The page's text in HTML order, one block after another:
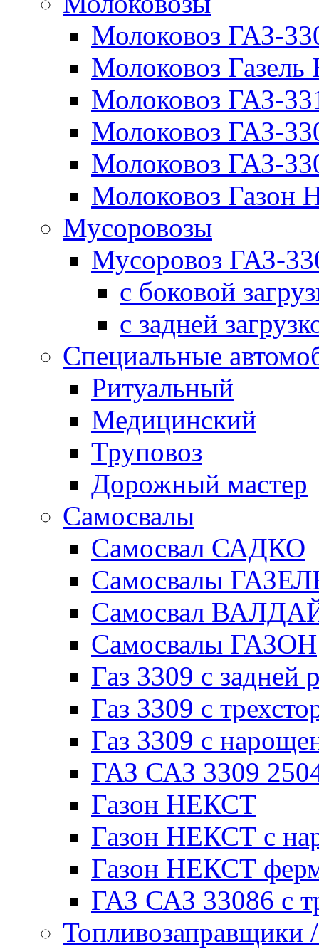
Молоковоз ГАЗ-
Молоковоз
Молоковоз ГАЗ-
Молоковоз ГАЗ-
Молоковоз ГАЗ-
Молоковоз Газон
Мусоровозы
Мусоровоз ГАЗ-
с боковой
с задней
Специальные
Ритуальный
Медицинский
Труповоз
Дорожный мастер
Самосвалы
Самосвал САДКО
Самосвалы
Самосвал
Самосвалы ГАЗОН
Газ 3309 с задней
Газ 3309 с
Газ 3309 с
ГАЗ САЗ 3309
Газон НЕКСТ
Газон НЕКСТ с
Газон НЕКСТ
ГАЗ САЗ 33086 с
Топливозаправщики